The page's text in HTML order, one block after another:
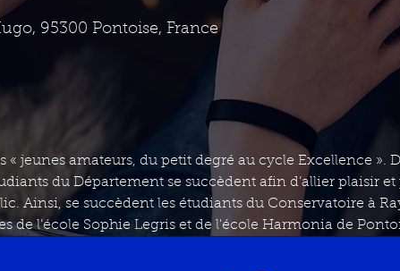
95300 Pontoise, France
« jeunes amateurs, du petit degré au cycle Excellence ».
du Département se succèdent afin d’allier plaisir
Ainsi, se succèdent les étudiants du Conservatoire à
de l’école Sophie Legris et de l'école Harmonia de